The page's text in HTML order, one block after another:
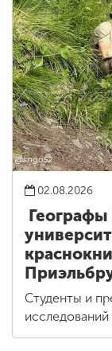
02.08.2026
Студенты и